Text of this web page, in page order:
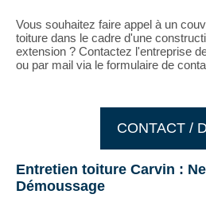
Vous souhaitez faire appel à un
toiture dans le cadre d'une
extension ? Contactez l'entreprise
ou par mail via le formulaire de
CONTACT /
Entretien toiture Carvin :
Démoussage